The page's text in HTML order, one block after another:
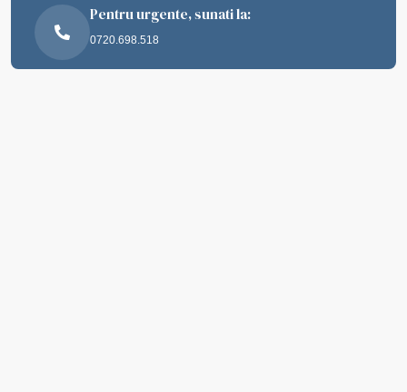
Pentru urgente, sunati la:
0720.698.518